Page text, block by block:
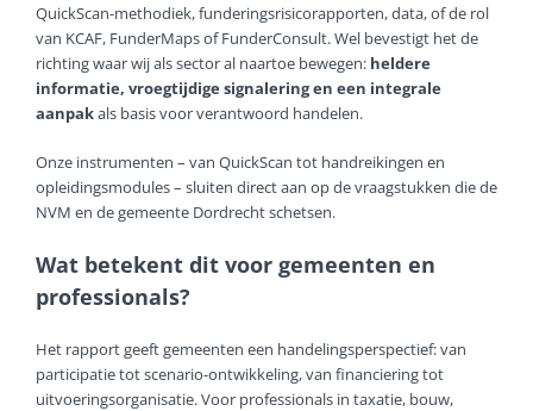
QuickScan-methodiek, funderingsrisicorapporten, data, of de rol
van KCAF, FunderMaps of FunderConsult. Wel bevestigt het de
richting waar wij als sector al naartoe bewegen: heldere
informatie, vroegtijdige signalering en een integrale
aanpakals basis voor verantwoord handelen.
Onze instrumenten – van QuickScan tot handreikingen en
opleidingsmodules – sluiten direct aan op de vraagstukken die de
NVM en de gemeente Dordrecht schetsen.
Wat betekent dit voor gemeenten en
professionals?
Het rapport geeft gemeenten een handelingsperspectief: van
participatie tot scenario-ontwikkeling, van financiering tot
uitvoeringsorganisatie. Voor professionals in taxatie, bouw,